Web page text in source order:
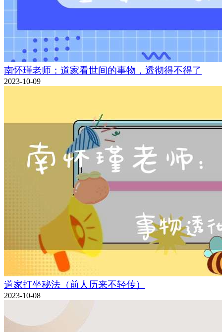
南怀瑾老师：道家看世间的事物，透彻得不得了
2023-10-09
道家打坐秘法（前人历来不轻传）
2023-10-08